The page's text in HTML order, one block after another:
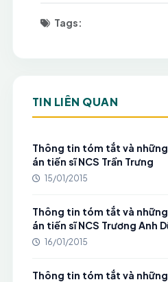
Tags:
TIN LIÊN QUAN
Thông tin tóm tắt và
án tiến sĩ NCS Trần Trưng
15/01/2015
Thông tin tóm tắt và
án tiến sĩ NCS Trương Anh
16/01/2015
Thông tin tóm tắt và